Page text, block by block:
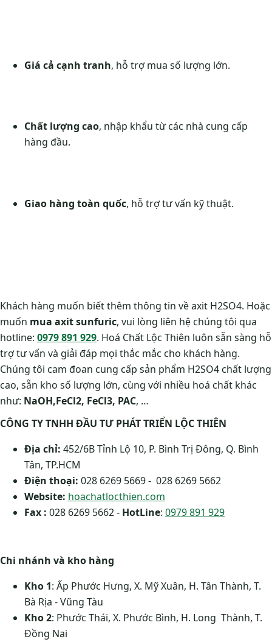
Giá cả cạnh tranh, hỗ trợ mua số lượng lớn.
Chất lượng cao, nhập khẩu từ các nhà cung cấp
hàng đầu.
Giao hàng toàn quốc, hỗ trợ tư vấn kỹ thuật.
Khách hàng muốn biết thêm thông tin về axit H2SO4. Hoặc
muốn mua axit sunfuric, vui lòng liên hệ chúng tôi qua
hotline: 0979 891 929. Hoá Chất Lộc Thiên luôn sẵn sàng hỗ
trợ tư vấn và giải đáp mọi thắc mắc cho khách hàng.
Chúng tôi cam đoan cung cấp sản phẩm H2SO4 chất lượng
cao, sẵn kho số lượng lớn, cùng với nhiều hoá chất khác
như: NaOH,FeCl2, FeCl3, PAC, …
CÔNG TY TNHH ĐẦU TƯ PHÁT TRIỂN LỘC THIÊN
Địa chỉ: 452/6B Tỉnh Lộ 10, P. Bình Trị Đông, Q. Bình
Tân, TP.HCM
Điện thoại: 028 6269 5669 - 028 6269 5662
Website: hoachatlocthien.com
Fax : 028 6269 5662 - HotLine: 0979 891 929
Chi nhánh và kho hàng
Kho 1: Ấp Phước Hưng, X. Mỹ Xuân, H. Tân Thành, T.
Bà Rịa - Vũng Tàu
Kho 2: Phước Thái, X. Phước Bình, H. Long Thành, T.
Đồng Nai